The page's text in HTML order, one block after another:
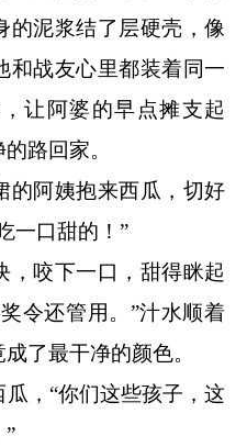
的泥浆结了层硬壳，像
和战友心里都装着同一
让阿婆的早点摊支起
路回家。
阿姨抱来西瓜，切好
一口甜的！”
咬下一口，甜得眯起
令还管用。”汁水顺着
了最干净的颜色。
，“你们这些孩子，这
”